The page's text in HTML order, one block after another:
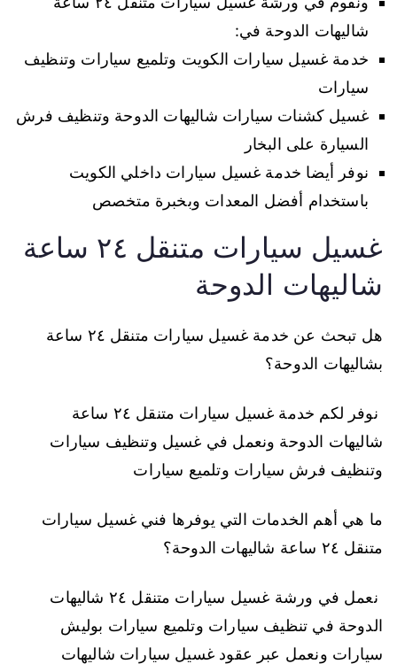
شاليهات الدوحة في:
خدمة غسيل سيارات الكويت وتلميع سيارات وتنظيف
سيارات
غسيل كشنات سيارات شاليهات الدوحة وتنظيف فرش
السيارة على البخار
نوفر أيضا خدمة غسيل سيارات داخلي الكويت
باستخدام أفضل المعدات وبخبرة متخصص
غسيل سيارات متنقل ٢٤ ساعة
شاليهات الدوحة
هل تبحث عن خدمة غسيل سيارات متنقل ٢٤ ساعة
بشاليهات الدوحة؟
نوفر لكم خدمة غسيل سيارات متنقل ٢٤ ساعة
شاليهات الدوحة ونعمل في غسيل وتنظيف سيارات
وتنظيف فرش سيارات وتلميع سيارات
ما هي أهم الخدمات التي يوفرها فني غسيل سيارات
متنقل ٢٤ ساعة شاليهات الدوحة؟
نعمل في ورشة غسيل سيارات متنقل ٢٤ شاليهات
الدوحة في تنظيف سيارات وتلميع سيارات بوليش
سيارات ونعمل عبر عقود غسيل سيارات شاليهات